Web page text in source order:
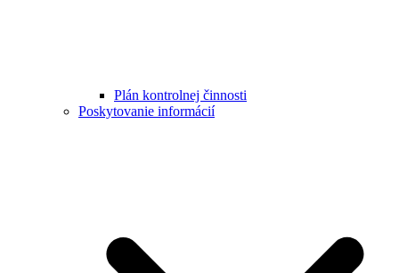
Plán kontrolnej činnosti
Poskytovanie informácií